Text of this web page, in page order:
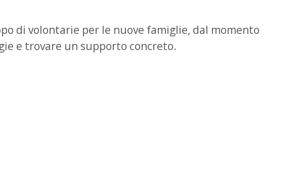
di volontarie per le nuove famiglie, dal momento
e trovare un supporto concreto.